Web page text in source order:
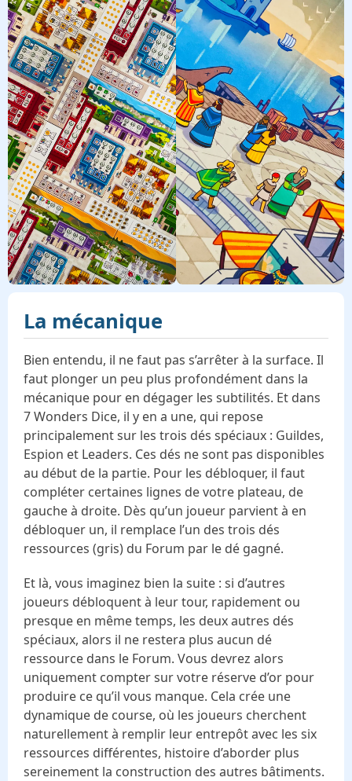
La mécanique
Bien entendu, il ne faut pas s’arrêter à la surface. Il
faut plonger un peu plus profondément dans la
mécanique pour en dégager les subtilités. Et dans
7 Wonders Dice, il y en a une, qui repose
principalement sur les trois dés spéciaux : Guildes,
Espion et Leaders. Ces dés ne sont pas disponibles
au début de la partie. Pour les débloquer, il faut
compléter certaines lignes de votre plateau, de
gauche à droite. Dès qu’un joueur parvient à en
débloquer un, il remplace l’un des trois dés
ressources (gris) du Forum par le dé gagné.
Et là, vous imaginez bien la suite : si d’autres
joueurs débloquent à leur tour, rapidement ou
presque en même temps, les deux autres dés
spéciaux, alors il ne restera plus aucun dé
ressource dans le Forum. Vous devrez alors
uniquement compter sur votre réserve d’or pour
produire ce qu’il vous manque. Cela crée une
dynamique de course, où les joueurs cherchent
naturellement à remplir leur entrepôt avec les six
ressources différentes, histoire d’aborder plus
sereinement la construction des autres bâtiments.